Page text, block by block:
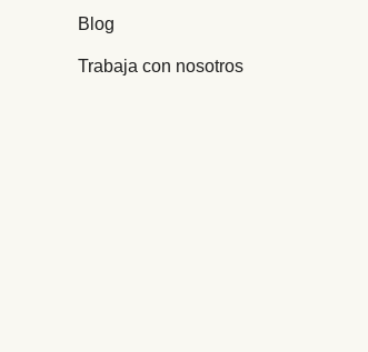
Blog
Trabaja con nosotros